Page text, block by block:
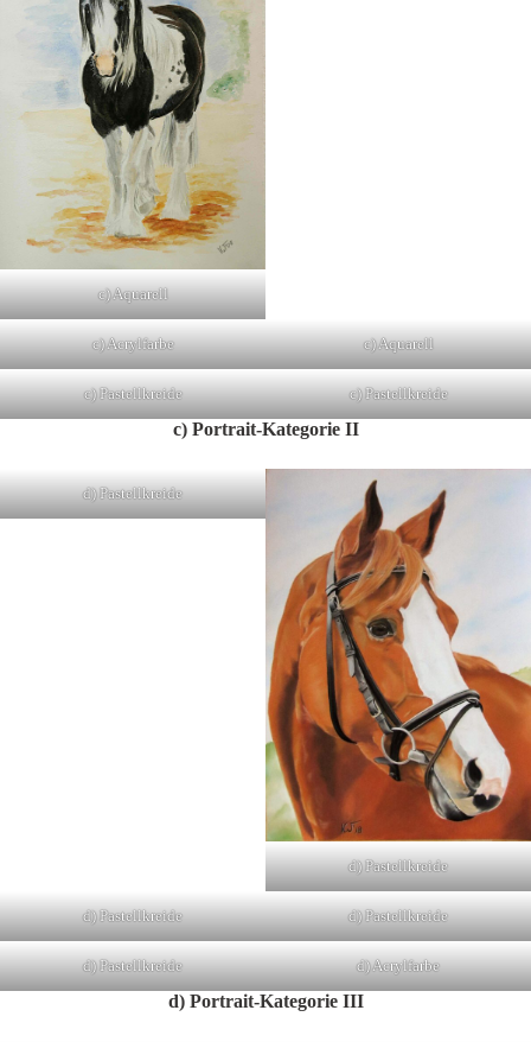
c) Aquarell
c) Acrylfarbe c) Aquarell
c) Pastellkreide c) Pastellkreide
c) Portrait-Kategorie II
d) Pastellkreide
d) Pastellkreide
d) Pastellkreide d) Pastellkreide
d) Pastellkreide d) Acrylfarbe
d) Portrait-Kategorie III